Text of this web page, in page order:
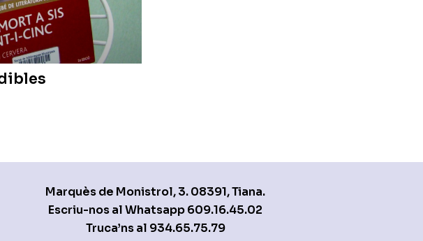
Marquès de Monistrol, 3. 08391, Tiana.
Escriu-nos al Whatsapp609.16.45.02
Truca’ns al 934.65.75.79